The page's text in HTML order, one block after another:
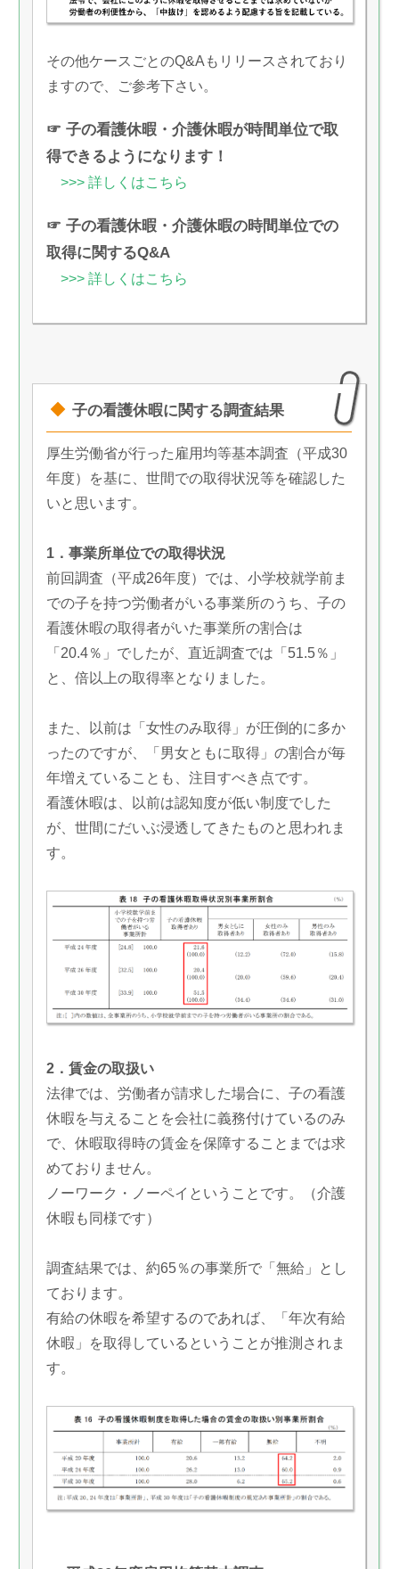
その他ケースごとのQ&Aもリリースされており
ますので、ご参考下さい。
☞ 子の看護休暇・介護休暇が時間単位で取
得できるようになります！
>>> 詳しくはこちら
☞ 子の看護休暇・介護休暇の時間単位での
取得に関するQ&A
>>> 詳しくはこちら
子の看護休暇に関する調査結果
厚生労働省が行った雇用均等基本調査（平成30
年度）を基に、世間での取得状況等を確認した
いと思います。
1．事業所単位での取得状況
前回調査（平成26年度）では、小学校就学前ま
での子を持つ労働者がいる事業所のうち、子の
看護休暇の取得者がいた事業所の割合は
「20.4％」でしたが、直近調査では「51.5％」
と、倍以上の取得率となりました。
また、以前は「女性のみ取得」が圧倒的に多か
ったのですが、「男女ともに取得」の割合が毎
年増えていることも、注目すべき点です。
看護休暇は、以前は認知度が低い制度でした
が、世間にだいぶ浸透してきたものと思われま
す。
2．賃金の取扱い
法律では、労働者が請求した場合に、子の看護
休暇を与えることを会社に義務付けているのみ
で、休暇取得時の賃金を保障することまでは求
めておりません。
ノーワーク・ノーペイということです。（介護
休暇も同様です）
調査結果では、約65％の事業所で「無給」とし
ております。
有給の休暇を希望するのであれば、「年次有給
休暇」を取得しているということが推測されま
す。